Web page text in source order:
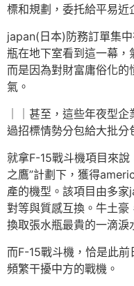
標和規劃，委托給平易近
japan(日本)防務訂單集
瓶在地下室看到這一幕，
而是因為對財富庸俗化
氣。
｜｜甚至，這些年夜型
過招標情勢分包給大批分
就拿F-15戰斗機項目來
之鷹”計劃下，獲得
產的機型。該項目由多
對等與質感互換。牛土豪
換取張水瓶最貴的一滴淚
而F-15戰斗機，恰是此
頻繁干擾中方的戰機。